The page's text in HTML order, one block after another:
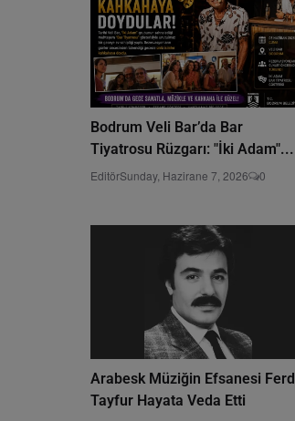
Bodrum Veli Bar’da Bar
Tiyatrosu Rüzgarı: "İki Adam"...
EditörSunday, Hazirane 7, 2026 0
Arabesk Müziğin Efsanesi
Tayfur Hayata Veda Etti